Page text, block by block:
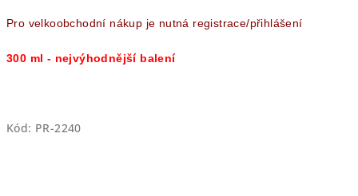
Pro velkoobchodní nákup je nutná registrace/přihlášení
300 ml - nejvýhodnější balení
Kód: PR-2240